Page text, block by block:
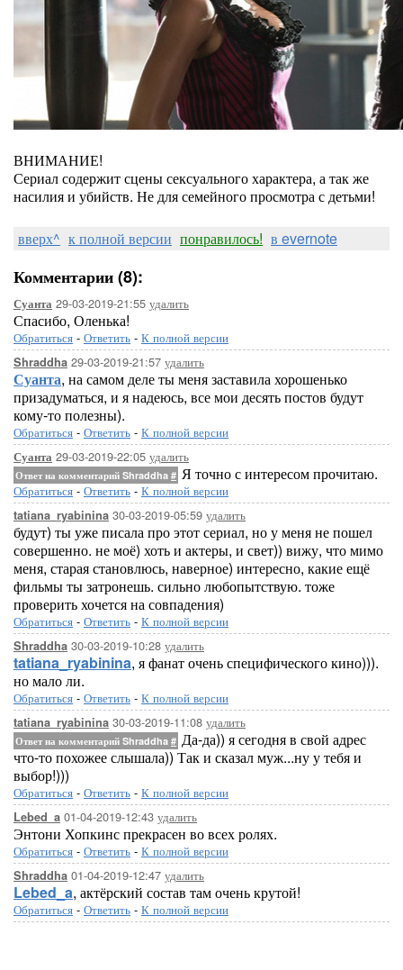
ВНИМАНИЕ!
Сериал содержит сцены сексуального характера, а так же
насилия и убийств. Не для семейного просмотра с детьми!
вверх^ к полной версии понравилось! в evernote
Комментарии (8):
Суанта 29-03-2019-21:55 удалить
Спасибо, Оленька!
Обратиться - Ответить - К полной версии
Shraddha 29-03-2019-21:57 удалить
Суанта, на самом деле ты меня заставила хорошенько
призадуматься, и я надеюсь, все мои десять постов будут
кому-то полезны).
Обратиться - Ответить - К полной версии
Суанта 29-03-2019-22:05 удалить
Ответ на комментарий Shraddha # Я точно с интересом прочитаю.
Обратиться - Ответить - К полной версии
tatiana_ryabinina 30-03-2019-05:59 удалить
будут) ты уже писала про этот сериал, но у меня не пошел
совершенно. не моё) хоть и актеры, и свет)) вижу, что мимо
меня, старая становлюсь, наверное) интересно, какие ещё
фильмы ты затронешь. сильно любопытствую. тоже
проверить хочется на совпадения)
Обратиться - Ответить - К полной версии
Shraddha 30-03-2019-10:28 удалить
tatiana_ryabinina, я фанат очень специфического кино))).
но мало ли.
Обратиться - Ответить - К полной версии
tatiana_ryabinina 30-03-2019-11:08 удалить
Ответ на комментарий Shraddha # Да-да)) я сегодня в свой адрес
что-то похожее слышала)) Так и сказал муж...ну у тебя и
выбор!)))
Обратиться - Ответить - К полной версии
Lebed_a 01-04-2019-12:43 удалить
Энтони Хопкинс прекрасен во всех ролях.
Обратиться - Ответить - К полной версии
Shraddha 01-04-2019-12:47 удалить
Lebed_a, актёрский состав там очень крутой!
Обратиться - Ответить - К полной версии